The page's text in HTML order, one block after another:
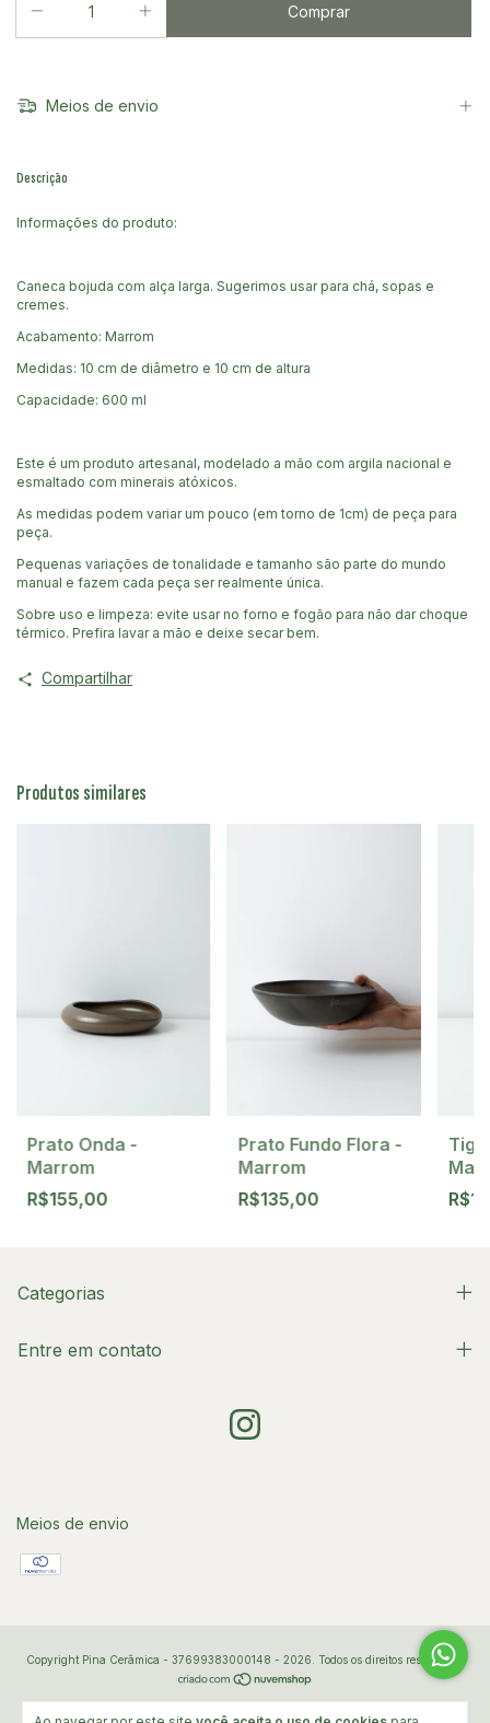
Meios de envio
Descrição
Informações do produto:
Caneca bojuda com alça larga. Sugerimos usar para chá, sopas e
cremes.
Acabamento: Marrom
Medidas: 10 cm de diâmetro e 10 cm de altura
Capacidade: 600 ml
Este é um produto artesanal, modelado a mão com argila nacional e
esmaltado com minerais atóxicos.
As medidas podem variar um pouco (em torno de 1cm) de peça para
peça.
Pequenas variações de tonalidade e tamanho são parte do mundo
manual e fazem cada peça ser realmente única.
Sobre uso e limpeza: evite usar no forno e fogão para não dar choque
térmico. Prefira lavar a mão e deixe secar bem.
Compartilhar
Produtos similares
Prato Onda -
Marrom
R$155,00
Prato Fundo Flora -
Marrom
R$135,00
Categorias
Entre em contato
Meios de envio
Copyright Pina Cerâmica - 37699383000148 - 2026. Todos os direitos reservados.